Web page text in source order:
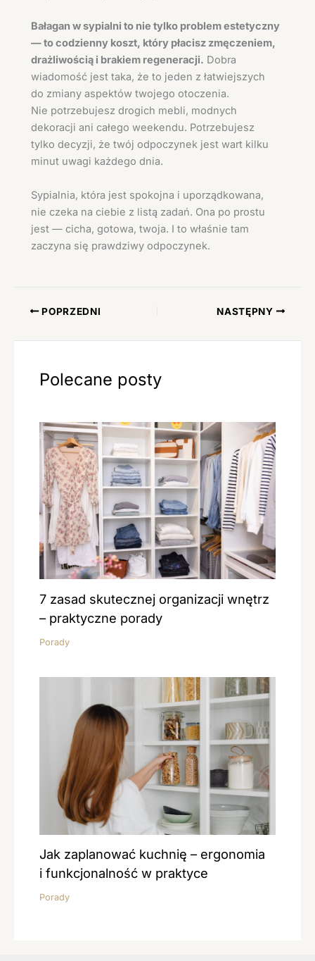
Bałagan w sypialni to nie tylko problem estetyczny
— to codzienny koszt, który płacisz zmęczeniem,
drażliwością i brakiem regeneracji. Dobra
wiadomość jest taka, że to jeden z łatwiejszych
do zmiany aspektów twojego otoczenia.
Nie potrzebujesz drogich mebli, modnych
dekoracji ani całego weekendu. Potrzebujesz
tylko decyzji, że twój odpoczynek jest wart kilku
minut uwagi każdego dnia.
Sypialnia, która jest spokojna i uporządkowana,
nie czeka na ciebie z listą zadań. Ona po prostu
jest — cicha, gotowa, twoja. I to właśnie tam
zaczyna się prawdziwy odpoczynek.
POPRZEDNI NASTĘPNY
Polecane posty
7 zasad skutecznej organizacji wnętrz
– praktyczne porady
Porady
Jak zaplanować kuchnię – ergonomia
i funkcjonalność w praktyce
Porady